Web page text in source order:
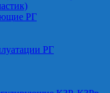
РГ
РГ